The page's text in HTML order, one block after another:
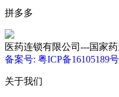
拼多多
医药连锁有限公司---国家
备案号: 粤ICP备16105189号
关于我们